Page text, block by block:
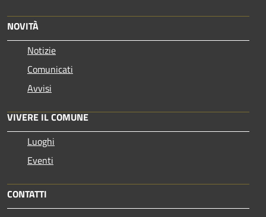
NOVITÀ
Notizie
Comunicati
Avvisi
VIVERE IL COMUNE
Luoghi
Eventi
CONTATTI